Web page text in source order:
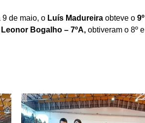
de maio, o Luís Madureira obteve o 9º
Leonor Bogalho – 7ºA, obtiveram o 8º e